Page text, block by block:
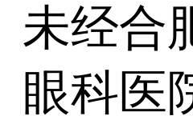
未经合
眼科医